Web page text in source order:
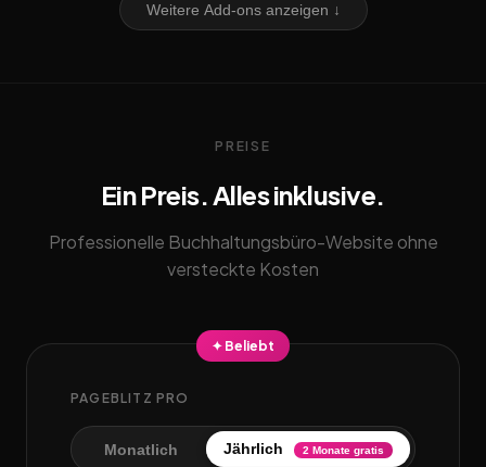
Weitere Add-ons anzeigen ↓
PREISE
Ein Preis. Alles inklusive.
Professionelle Buchhaltungsbüro-Website ohne
versteckte Kosten
✦ Beliebt
PAGEBLITZ PRO
Monatlich Jährlich 2 Monate gratis